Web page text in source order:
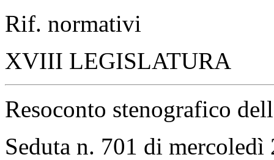
Rif. normativi
XVIII LEGISLATURA
Resoconto stenografico
Seduta n. 701 di